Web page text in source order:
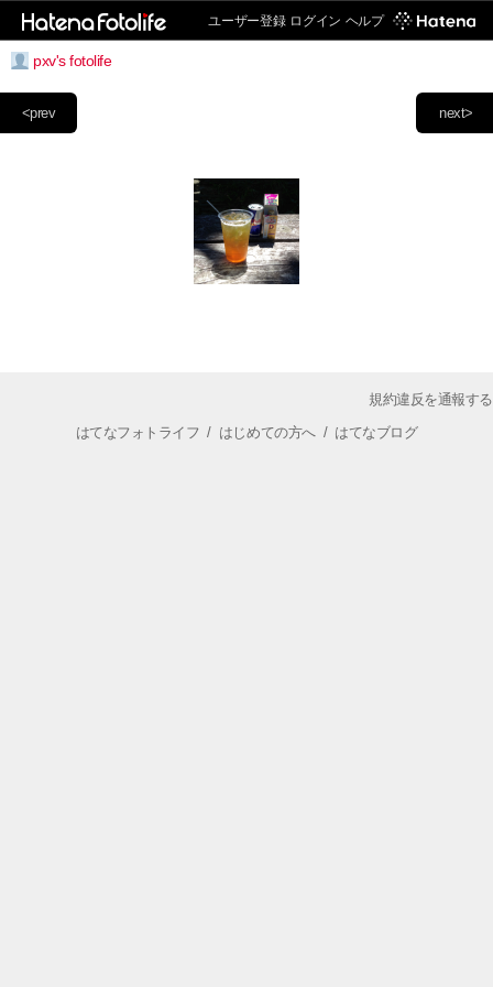
ユーザー登録 ログイン ヘルプ
pxv's fotolife
next>
<prev
規約違反を通報する
はてなフォトライフ / はじめての方へ/ はてなブログ